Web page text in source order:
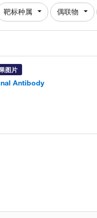
靶标种属 偶联物
图片
Antibody